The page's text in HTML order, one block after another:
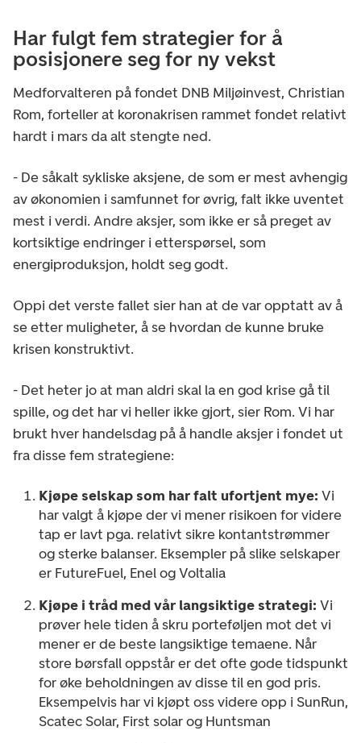
Har fulgt fem strategier for å
posisjonere seg for ny vekst
Medforvalteren på fondet DNB Miljøinvest, Christian
Rom, forteller at koronakrisen rammet fondet relativt
hardt i mars da alt stengte ned.
- De såkalt sykliske aksjene, de som er mest avhengig
av økonomien i samfunnet for øvrig, falt ikke uventet
mest i verdi. Andre aksjer, som ikke er så preget av
kortsiktige endringer i etterspørsel, som
energiproduksjon, holdt seg godt.
Oppi det verste fallet sier han at de var opptatt av å
se etter muligheter, å se hvordan de kunne bruke
krisen konstruktivt.
- Det heter jo at man aldri skal la en god krise gå til
spille, og det har vi heller ikke gjort, sier Rom. Vi har
brukt hver handelsdag på å handle aksjer i fondet ut
fra disse fem strategiene:
Kjøpe selskap som har falt ufortjent mye: Vi
har valgt å kjøpe der vi mener risikoen for videre
tap er lavt pga. relativt sikre kontantstrømmer
og sterke balanser. Eksempler på slike selskaper
er FutureFuel, Enel og Voltalia
Kjøpe i tråd med vår langsiktige strategi: Vi
prøver hele tiden å skru porteføljen mot det vi
mener er de beste langsiktige temaene. Når
store børsfall oppstår er det ofte gode tidspunkt
for øke beholdningen av disse til en god pris.
Eksempelvis har vi kjøpt oss videre opp i SunRun,
Scatec Solar, First solar og Huntsman